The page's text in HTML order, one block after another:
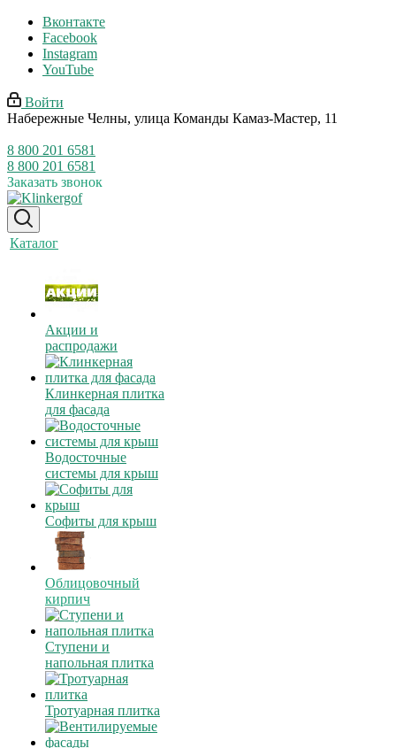
Вконтакте
Facebook
Instagram
YouTube
Войти
Набережные Челны, улица Команды Камаз-Мастер, 11
8 800 201 6581
8 800 201 6581
Заказать звонок
Каталог
Акции и
распродажи
Клинкерная плитка
для фасада
Водосточные
системы для крыш
Софиты для крыш
Облицовочный
кирпич
Ступени и
напольная плитка
Тротуарная плитка